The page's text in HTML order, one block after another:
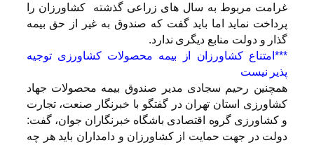
غرامت مربوط به سال های زراعی گذشته کشاورزان را
پرداخت نماید اما باید گفت که صندوق به غیر از حق بیمه
گذار و دولت منابع دیگری ندارد.
***امتناع کشاورزان از بیمه محصولات کشاورزی توجیه
پذیر نیست
همچنین رحیم سجادی مدیر صندوق بیمه محصولات جهاد
کشاورزی استان تهران در گفتگو با خبرنگار صنعت، تجارت
و کشاورزی گروه اقتصادی باشگاه خبرنگاران جوان، گفت:
دولت در جهت حمایت از کشاورزان و دامداران باید هر چه